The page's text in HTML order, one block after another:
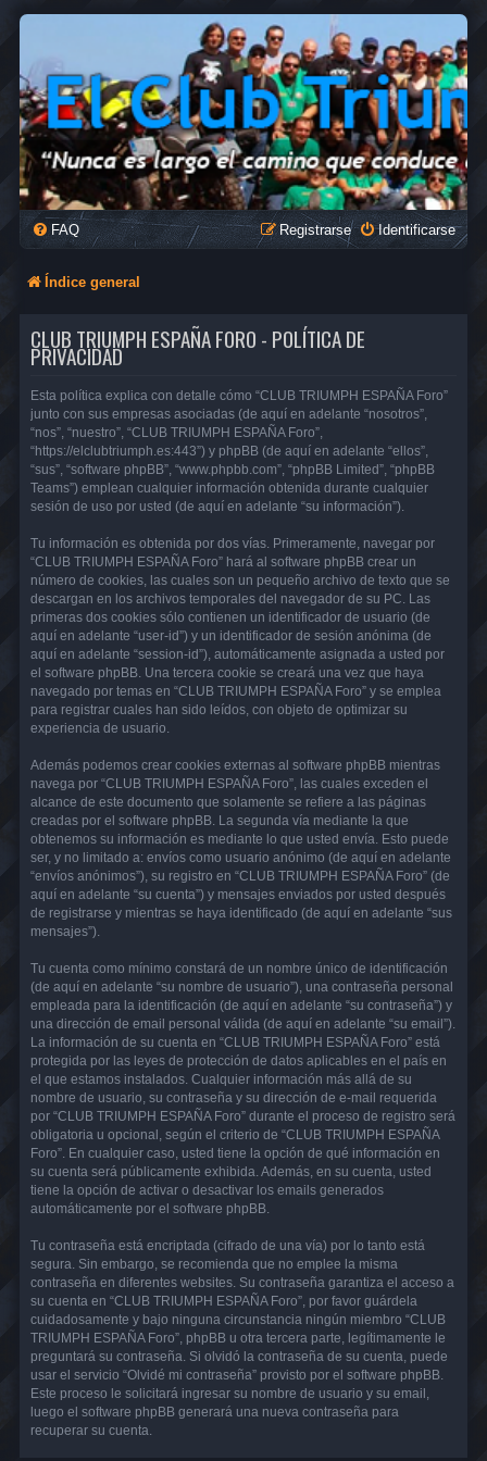
FAQ Identificarse
Registrarse
Índice general
CLUB TRIUMPH ESPAÑA FORO - POLÍTICA DE
PRIVACIDAD
Esta política explica con detalle cómo “CLUB TRIUMPH ESPAÑA Foro”
junto con sus empresas asociadas (de aquí en adelante “nosotros”,
“nos”, “nuestro”, “CLUB TRIUMPH ESPAÑA Foro”,
“https://elclubtriumph.es:443”) y phpBB (de aquí en adelante “ellos”,
“sus”, “software phpBB”, “www.phpbb.com”, “phpBB Limited”, “phpBB
Teams”) emplean cualquier información obtenida durante cualquier
sesión de uso por usted (de aquí en adelante “su información”).
Tu información es obtenida por dos vías. Primeramente, navegar por
“CLUB TRIUMPH ESPAÑA Foro” hará al software phpBB crear un
número de cookies, las cuales son un pequeño archivo de texto que se
descargan en los archivos temporales del navegador de su PC. Las
primeras dos cookies sólo contienen un identificador de usuario (de
aquí en adelante “user-id”) y un identificador de sesión anónima (de
aquí en adelante “session-id”), automáticamente asignada a usted por
el software phpBB. Una tercera cookie se creará una vez que haya
navegado por temas en “CLUB TRIUMPH ESPAÑA Foro” y se emplea
para registrar cuales han sido leídos, con objeto de optimizar su
experiencia de usuario.
Además podemos crear cookies externas al software phpBB mientras
navega por “CLUB TRIUMPH ESPAÑA Foro”, las cuales exceden el
alcance de este documento que solamente se refiere a las páginas
creadas por el software phpBB. La segunda vía mediante la que
obtenemos su información es mediante lo que usted envía. Esto puede
ser, y no limitado a: envíos como usuario anónimo (de aquí en adelante
“envíos anónimos”), su registro en “CLUB TRIUMPH ESPAÑA Foro” (de
aquí en adelante “su cuenta”) y mensajes enviados por usted después
de registrarse y mientras se haya identificado (de aquí en adelante “sus
mensajes”).
Tu cuenta como mínimo constará de un nombre único de identificación
(de aquí en adelante “su nombre de usuario”), una contraseña personal
empleada para la identificación (de aquí en adelante “su contraseña”) y
una dirección de email personal válida (de aquí en adelante “su email”).
La información de su cuenta en “CLUB TRIUMPH ESPAÑA Foro” está
protegida por las leyes de protección de datos aplicables en el país en
el que estamos instalados. Cualquier información más allá de su
nombre de usuario, su contraseña y su dirección de e-mail requerida
por “CLUB TRIUMPH ESPAÑA Foro” durante el proceso de registro será
obligatoria u opcional, según el criterio de “CLUB TRIUMPH ESPAÑA
Foro”. En cualquier caso, usted tiene la opción de qué información en
su cuenta será públicamente exhibida. Además, en su cuenta, usted
tiene la opción de activar o desactivar los emails generados
automáticamente por el software phpBB.
Tu contraseña está encriptada (cifrado de una vía) por lo tanto está
segura. Sin embargo, se recomienda que no emplee la misma
contraseña en diferentes websites. Su contraseña garantiza el acceso a
su cuenta en “CLUB TRIUMPH ESPAÑA Foro”, por favor guárdela
cuidadosamente y bajo ninguna circunstancia ningún miembro “CLUB
TRIUMPH ESPAÑA Foro”, phpBB u otra tercera parte, legítimamente le
preguntará su contraseña. Si olvidó la contraseña de su cuenta, puede
usar el servicio “Olvidé mi contraseña” provisto por el software phpBB.
Este proceso le solicitará ingresar su nombre de usuario y su email,
luego el software phpBB generará una nueva contraseña para
recuperar su cuenta.